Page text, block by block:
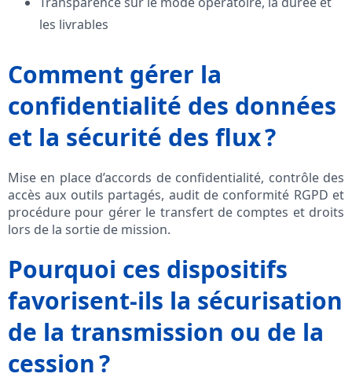
les livrables
Comment gérer la
confidentialité des données
et la sécurité des flux ?
Mise en place d’accords de confidentialité, contrôle des
accès aux outils partagés, audit de conformité RGPD et
procédure pour gérer le transfert de comptes et droits
lors de la sortie de mission.
Pourquoi ces dispositifs
favorisent-ils la sécurisation
de la transmission ou de la
cession ?